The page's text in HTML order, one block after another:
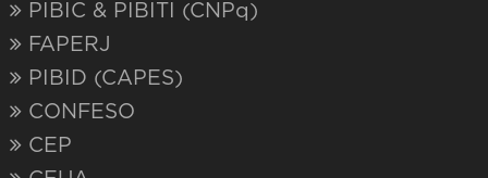
PIBIC & PIBITI (CNPq)
FAPERJ
PIBID (CAPES)
CONFESO
CEP